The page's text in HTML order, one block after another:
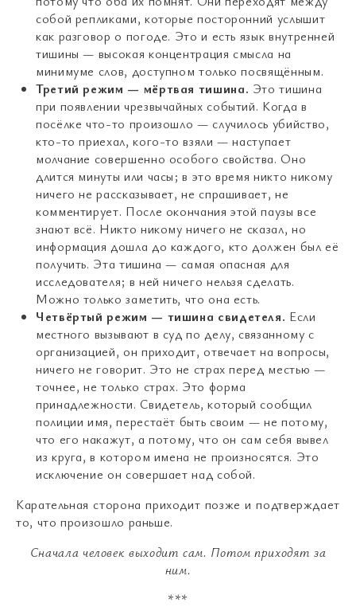
собой репликами, которые посторонний услышит
как разговор о погоде. Это и есть язык внутренней
тишины — высокая концентрация смысла на
минимуме слов, доступном только посвящённым.
Третий режим — мёртвая тишина. Это тишина
при появлении чрезвычайных событий. Когда в
посёлке что-то произошло — случилось убийство,
кто-то приехал, кого-то взяли — наступает
молчание совершенно особого свойства. Оно
длится минуты или часы; в это время никто никому
ничего не рассказывает, не спрашивает, не
комментирует. После окончания этой паузы все
знают всё. Никто никому ничего не сказал, но
информация дошла до каждого, кто должен был её
получить. Эта тишина — самая опасная для
исследователя; в ней ничего нельзя сделать.
Можно только заметить, что она есть.
Четвёртый режим — тишина свидетеля. Если
местного вызывают в суд по делу, связанному с
организацией, он приходит, отвечает на вопросы,
ничего не говорит. Это не страх перед местью —
точнее, не только страх. Это форма
принадлежности. Свидетель, который сообщил
полиции имя, перестаёт быть своим — не потому,
что его накажут, а потому, что он сам себя вывел
из круга, в котором имена не произносятся. Это
исключение он совершает над собой.
Карательная сторона приходит позже и подтверждает
то, что произошло раньше.
Сначала человек выходит сам. Потом приходят за
ним.
***